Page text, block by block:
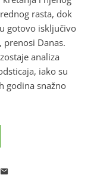
rasta, dok
gotovo isključivo
Danas.
analiza
iako su
godina snažno